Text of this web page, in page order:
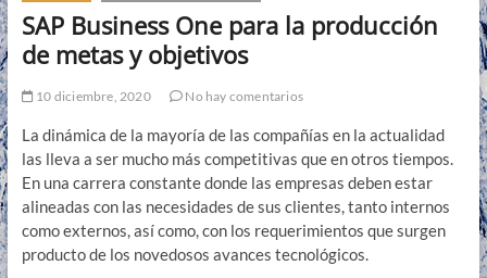
SAP Business One para la producción
de metas y objetivos
10 diciembre, 2020 No hay comentarios
La dinámica de la mayoría de las compañías en la actualidad
las lleva a ser mucho más competitivas que en otros tiempos.
En una carrera constante donde las empresas deben estar
alineadas con las necesidades de sus clientes, tanto internos
como externos, así como, con los requerimientos que surgen
producto de los novedosos avances tecnológicos.